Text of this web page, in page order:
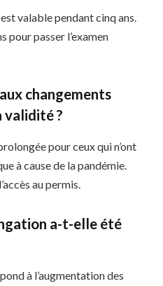
valable pendant cinq ans.
pour passer l’examen
changements
validité ?
pour ceux qui n’ont
à cause de la pandémie.
au permis.
a-t-elle été
à l’augmentation des